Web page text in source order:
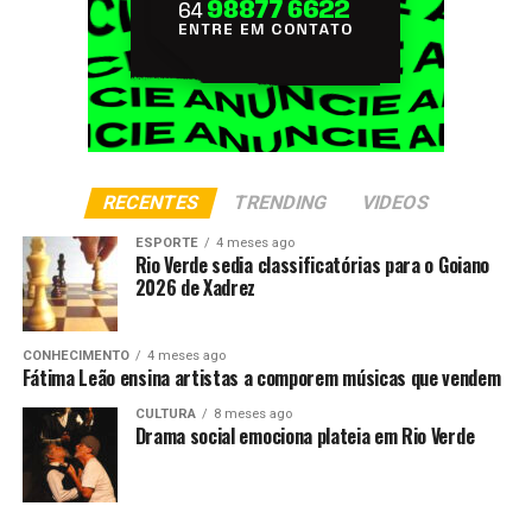
RECENTES TRENDING VIDEOS
ESPORTE 4 meses ago
Rio Verde sedia classificatórias para o Goiano
2026 de Xadrez
CONHECIMENTO 4 meses ago
Fátima Leão ensina artistas a comporem músicas que vendem
CULTURA 8 meses ago
Drama social emociona plateia em Rio Verde